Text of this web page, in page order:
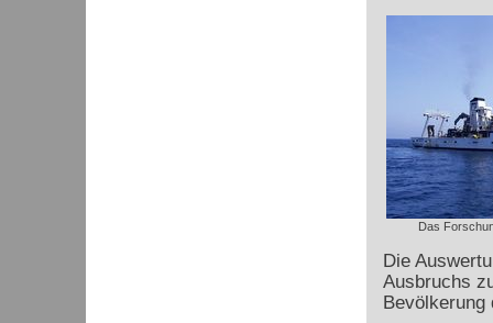
Das
Die
Ausbruchs
Bevölkerung